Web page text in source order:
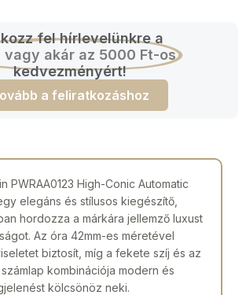
fel hírlevelünkre a
vagy akár az 5000 Ft-os
kedvezményért!
a feliratkozáshoz
PWRAA0123 High-Conic Automatic
elegáns és stílusos kiegészítő,
hordozza a márkára jellemző luxust
Az óra 42mm-es méretével
biztosít, míg a fekete szíj és az
kombinációja modern és
kölcsönöz neki.